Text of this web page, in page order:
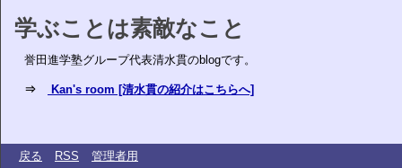
学ぶことは素敵なこと
誉田進学塾グループ代表清水貫のblogです。
⇒ Kan's room [清水貫の紹介はこちらへ]
戻る RSS 管理者用